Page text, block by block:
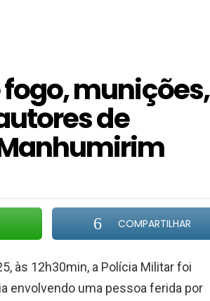
munições,
de
COMPARTILHAR
às 12h30min, a Polícia Militar foi
envolvendo uma pessoa ferida por